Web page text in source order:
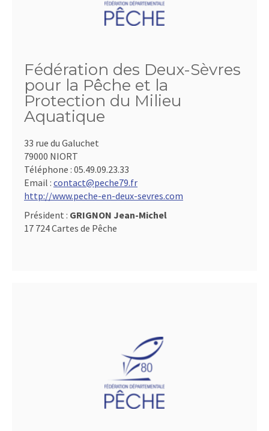
Fédération des Deux-Sèvres
pour la Pêche et la
Protection du Milieu
Aquatique
33 rue du Galuchet
79000 NIORT
Téléphone : 05.49.09.23.33
Email : contact@peche79.fr
http://www.peche-en-deux-sevres.com
Président : GRIGNON Jean-Michel
17 724 Cartes de Pêche